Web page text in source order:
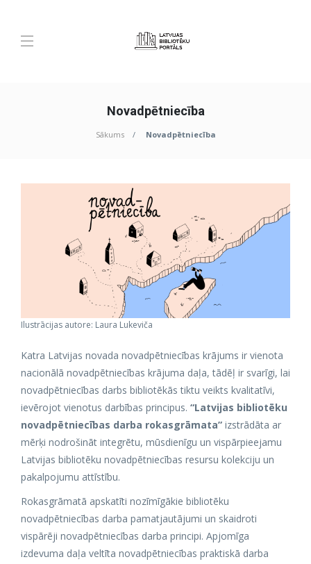
Novadpētniecība
Sākums Novadpētniecība
Ilustrācijas autore: Laura Lukeviča
Katra Latvijas novada novadpētniecības krājums ir vienota
nacionālā novadpētniecības krājuma daļa, tādēļ ir svarīgi, lai
novadpētniecības darbs bibliotēkās tiktu veikts kvalitatīvi,
ievērojot vienotus darbības principus. “Latvijas bibliotēku
novadpētniecības darba rokasgrāmata” izstrādāta ar
mērķi nodrošināt integrētu, mūsdienīgu un vispārpieejamu
Latvijas bibliotēku novadpētniecības resursu kolekciju un
pakalpojumu attīstību.
Rokasgrāmatā apskatīti nozīmīgākie bibliotēku
novadpētniecības darba pamatjautājumi un skaidroti
vispārēji novadpētniecības darba principi. Apjomīga
izdevuma daļa veltīta novadpētniecības praktiskā darba